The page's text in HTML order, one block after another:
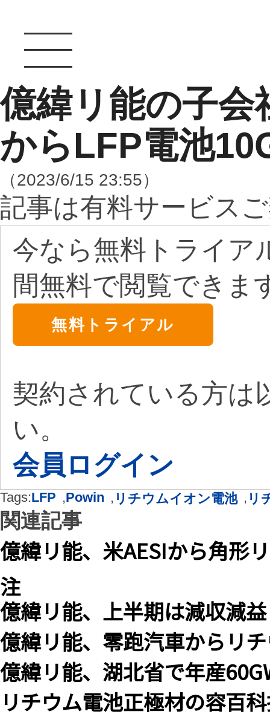
億緯リ能の子
からLFP電池
（2023/6/15 23:55）
記事は有料サービス
今なら無料トライア
間無料で閲覧できま
無料トライアル
契約されている方は
い。
会員ログイン
Tags:LFP ,Powin , リチウムイオン電池 , リ
関連記事
億緯リ能、米AESIから角形
注
億緯リ能、上半期は減収減益
億緯リ能、零跑汽車からリ
億緯リ能、湖北省で年産
リチウム電池正極材の容百